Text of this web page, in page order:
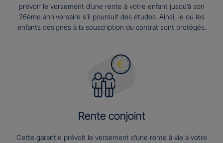
prévoir le versement d’une rente à votre enfant jusqu’à son
26ème anniversaire s’il poursuit des études. Ainsi, le ou les
enfants désignés à la souscription du contrat sont protégés.
Rente conjoint
Cette garantie prévoit le versement d’une rente à vie à votre